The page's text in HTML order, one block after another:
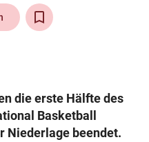
die erste Hälfte des
Basketball
Niederlage beendet.